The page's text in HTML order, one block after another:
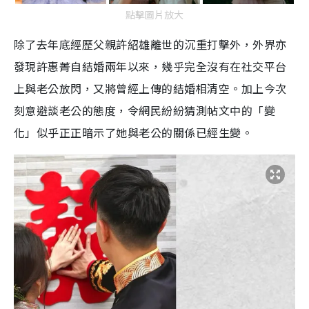
點擊圖片放大
除了去年底經歷父親許紹雄離世的沉重打擊外，外界亦
發現許惠菁自結婚兩年以來，幾乎完全沒有在社交平台
上與老公放閃，又將曾經上傳的結婚相清空。加上今次
刻意避談老公的態度，令網民紛紛猜測帖文中的「變
化」似乎正正暗示了她與老公的關係已經生變。